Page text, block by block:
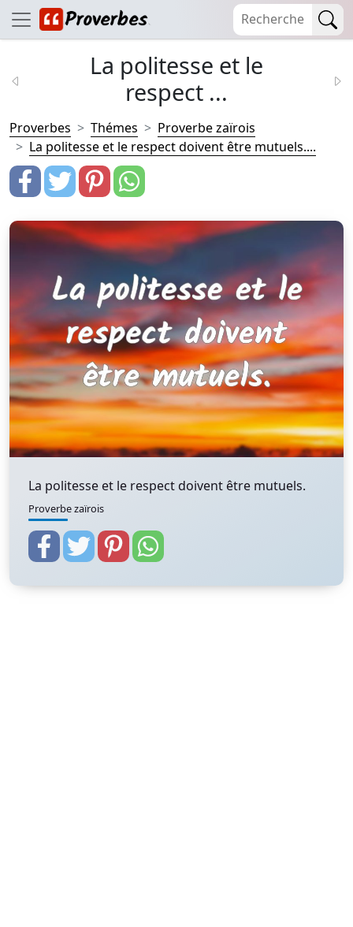
La politesse et le
respect ...
Proverbes Thémes
Proverbe zaïrois
La politesse et le respect doivent être mutuels....
La politesse et le respect doivent être mutuels.
Proverbe zaïrois